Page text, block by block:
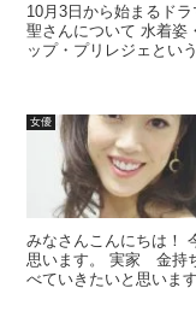
10月3日から始まるド
聖さんについて 水着
ップ・プリレジェとい
女優
みなさんこんにちは！
思います。 実家 金持
べていきたいと思います